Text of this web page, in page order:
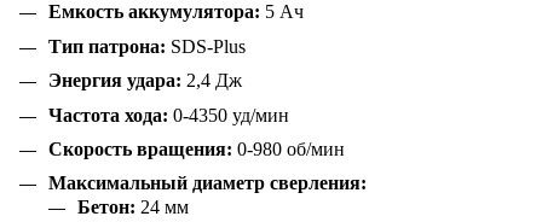
Емкость аккумулятора: 5 Ач
Тип патрона: SDS-Plus
Энергия удара: 2,4 Дж
Частота хода: 0-4350 уд/мин
Скорость вращения: 0-980 об/мин
Максимальный диаметр сверления:
Бетон: 24 мм